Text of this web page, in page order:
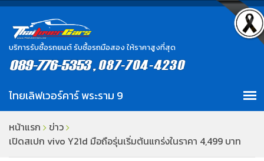
บริการรับซื้อรถยนต์ รับซื้อรถมือสอง ให้ราคาสูงที่สุด
หน้าแรก
ข่าว
เปิดสเปก vivo Y21d มือถือรุ่นเริ่มต้นแกร่งในราคา 4,499 บาท